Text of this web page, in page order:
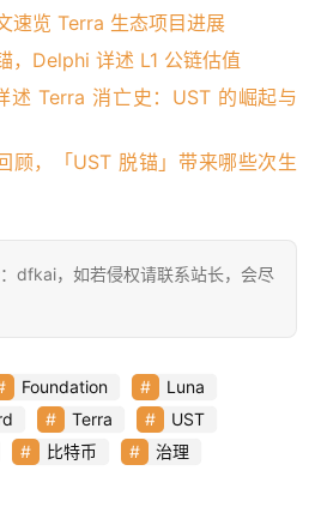
速览 Terra 生态项目进展
，Delphi 详述 L1 公链估值
述 Terra 消亡史：UST 的崛起与
顾，「UST 脱锚」带来哪些次生
dfkai，如若侵权请联系站长，会尽
Foundation
Luna
Terra
UST
比特币
治理